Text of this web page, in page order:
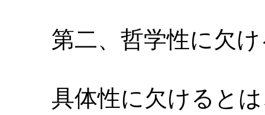
第二、哲学性に欠け
具体性に欠けると